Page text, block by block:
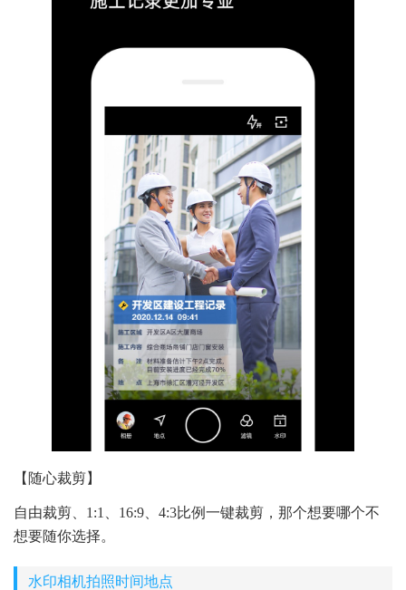
【随心裁剪】
自由裁剪、1:1、16:9、4:3比例一键裁剪，那个想要哪个不
想要随你选择。
水印相机拍照时间地点